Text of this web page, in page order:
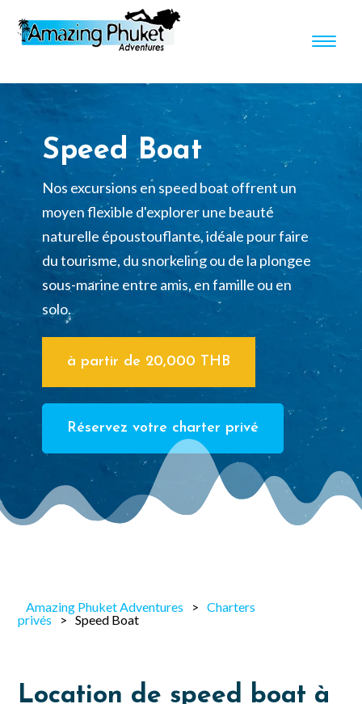
Speed Boat
Nos excursions en speed boat offrent un
moyen flexible d'explorer une beauté
naturelle époustouflante, idéale pour faire
du tourisme, du snorkeling ou de la plongee
sous-marine entre amis, en famille ou en
solo.
à partir de 20,000 THB
Réservez votre charter privé
Amazing Phuket Adventures >
Charters
privés
> Speed Boat
Location de speed boat à